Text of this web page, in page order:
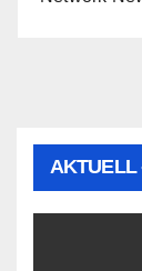
AKTUELL